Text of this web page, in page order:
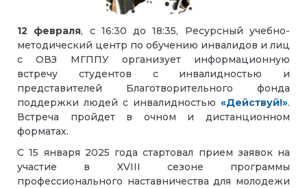
12 февраля, с 16:30 до 18:35, Ресурсный учебно-
методический центр по обучению инвалидов и лиц
с ОВЗ МГППУ организует информационную
встречу студентов с инвалидностью и
представителей Благотворительного фонда
поддержки людей с инвалидностью «Действуй!».
Встреча пройдет в очном и дистанционном
форматах.
С 15 января 2025 года стартовал прием заявок на
участие в XVIII сезоне программы
профессионального наставничества для молодежи